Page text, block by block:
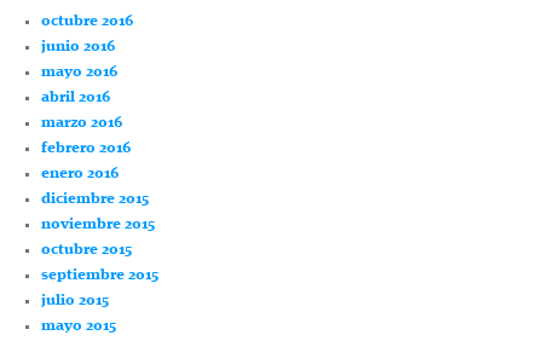
octubre 2016
junio 2016
mayo 2016
abril 2016
marzo 2016
febrero 2016
enero 2016
diciembre 2015
noviembre 2015
octubre 2015
septiembre 2015
julio 2015
mayo 2015